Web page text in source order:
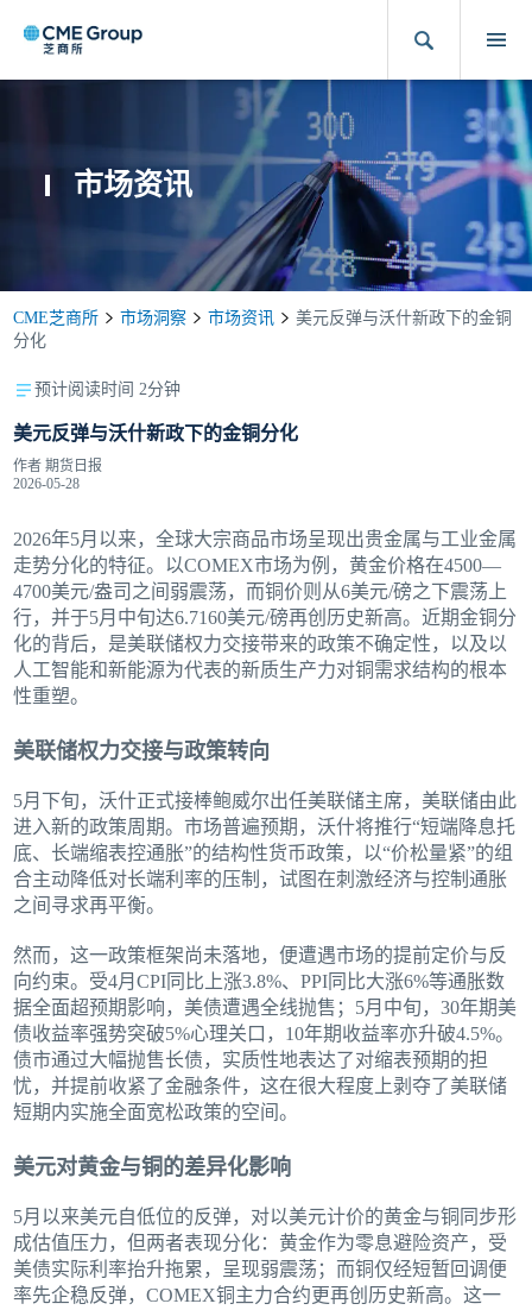
市场资讯
CME芝商所 市场洞察 市场资讯
美元反弹与沃什新政下的金铜
分化
预计阅读时间 2分钟
美元反弹与沃什新政下的金铜分化
作者期货日报
2026-05-28
2026年5月以来，全球大宗商品市场呈现出贵金属与工业金属
走势分化的特征。以COMEX市场为例，黄金价格在4500—
4700美元/盎司之间弱震荡，而铜价则从6美元/磅之下震荡上
行，并于5月中旬达6.7160美元/磅再创历史新高。近期金铜分
化的背后，是美联储权力交接带来的政策不确定性，以及以
人工智能和新能源为代表的新质生产力对铜需求结构的根本
性重塑。
美联储权力交接与政策转向
5月下旬，沃什正式接棒鲍威尔出任美联储主席，美联储由此
进入新的政策周期。市场普遍预期，沃什将推行“短端降息托
底、长端缩表控通胀”的结构性货币政策，以“价松量紧”的组
合主动降低对长端利率的压制，试图在刺激经济与控制通胀
之间寻求再平衡。
然而，这一政策框架尚未落地，便遭遇市场的提前定价与反
向约束。受4月CPI同比上涨3.8%、PPI同比大涨6%等通胀数
据全面超预期影响，美债遭遇全线抛售；5月中旬，30年期美
债收益率强势突破5%心理关口，10年期收益率亦升破4.5%。
债市通过大幅抛售长债，实质性地表达了对缩表预期的担
忧，并提前收紧了金融条件，这在很大程度上剥夺了美联储
短期内实施全面宽松政策的空间。
美元对黄金与铜的差异化影响
5月以来美元自低位的反弹，对以美元计价的黄金与铜同步形
成估值压力，但两者表现分化：黄金作为零息避险资产，受
美债实际利率抬升拖累，呈现弱震荡；而铜仅经短暂回调便
率先企稳反弹，COMEX铜主力合约更再创历史新高。这一